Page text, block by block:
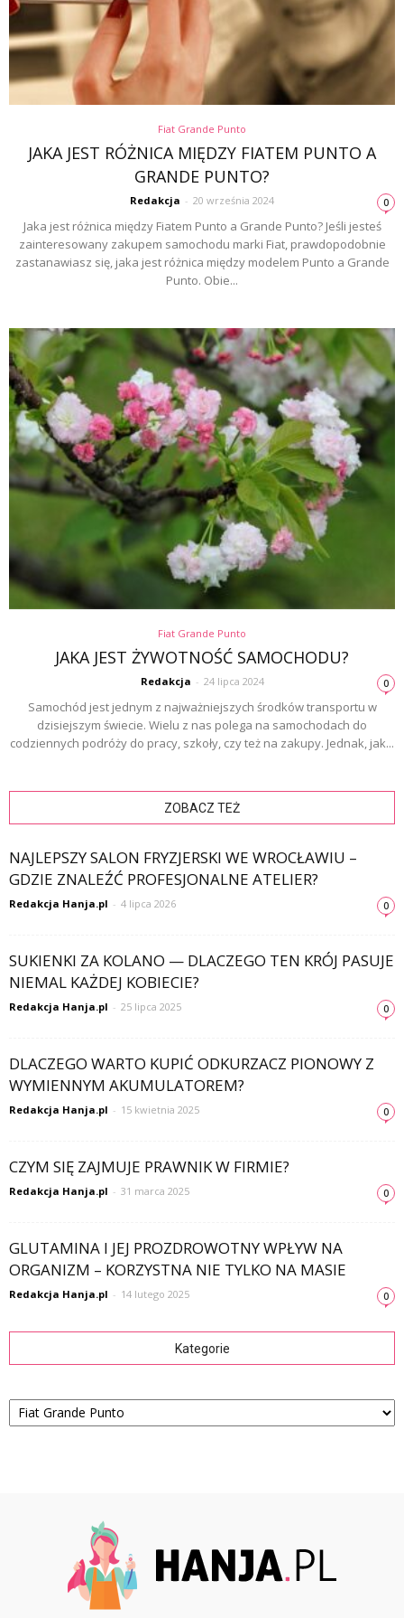
Fiat Grande Punto
JAKA JEST RÓŻNICA MIĘDZY FIATEM PUNTO A
GRANDE PUNTO?
Redakcja - 20 września 2024 0
Jaka jest różnica między Fiatem Punto a Grande Punto? Jeśli jesteś
zainteresowany zakupem samochodu marki Fiat, prawdopodobnie
zastanawiasz się, jaka jest różnica między modelem Punto a Grande
Punto. Obie...
Fiat Grande Punto
JAKA JEST ŻYWOTNOŚĆ SAMOCHODU?
Redakcja - 24 lipca 2024 0
Samochód jest jednym z najważniejszych środków transportu w
dzisiejszym świecie. Wielu z nas polega na samochodach do
codziennych podróży do pracy, szkoły, czy też na zakupy. Jednak, jak...
ZOBACZ TEŻ
NAJLEPSZY SALON FRYZJERSKI WE WROCŁAWIU –
GDZIE ZNALEŹĆ PROFESJONALNE ATELIER?
Redakcja Hanja.pl - 4 lipca 2026 0
SUKIENKI ZA KOLANO — DLACZEGO TEN KRÓJ PASUJE
NIEMAL KAŻDEJ KOBIECIE?
Redakcja Hanja.pl - 25 lipca 2025 0
DLACZEGO WARTO KUPIĆ ODKURZACZ PIONOWY Z
WYMIENNYM AKUMULATOREM?
Redakcja Hanja.pl - 15 kwietnia 2025 0
CZYM SIĘ ZAJMUJE PRAWNIK W FIRMIE?
Redakcja Hanja.pl - 31 marca 2025 0
GLUTAMINA I JEJ PROZDROWOTNY WPŁYW NA
ORGANIZM – KORZYSTNA NIE TYLKO NA MASIE
Redakcja Hanja.pl - 14 lutego 2025 0
Kategorie
Kategorie